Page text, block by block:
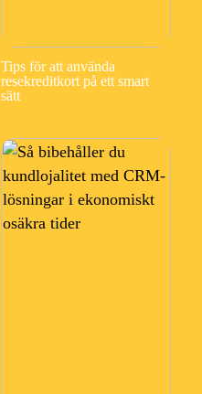
Tips för att använda
resekreditkort på ett smart
sätt